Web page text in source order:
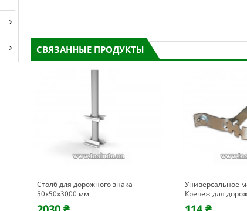
СВЯЗАННЫЕ ПРОДУКТЫ
Столб для дорожного знака
50х50х3000 мм
Универсальное
Крепеж для